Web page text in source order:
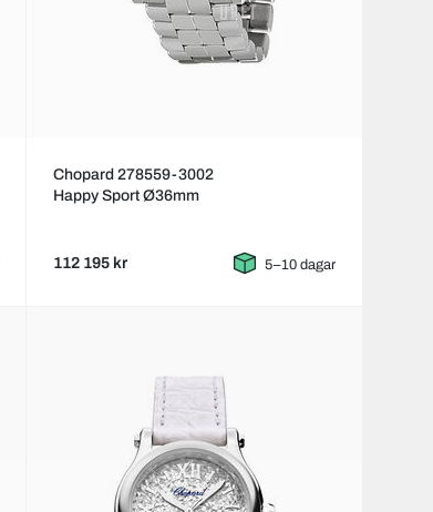
Chopard 278559-3002
Happy Sport Ø36mm
112 195 kr 5–10 dagar